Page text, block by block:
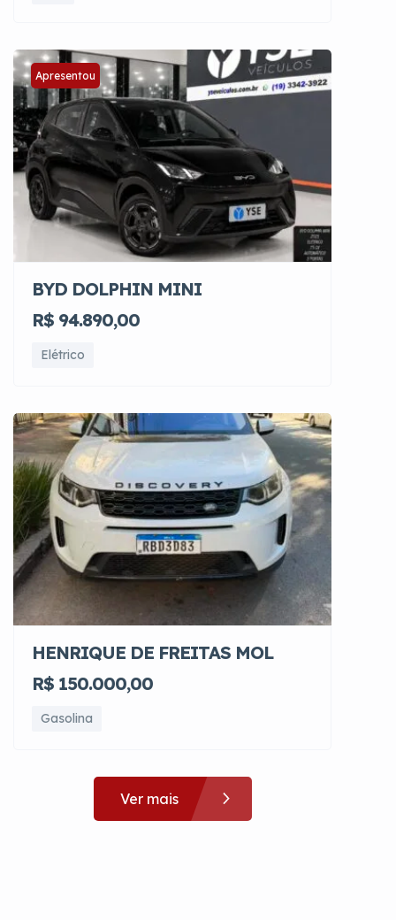
Apresentou
BYD DOLPHIN MINI
R$ 94.890,00
Elétrico
HENRIQUE DE FREITAS MOL
R$ 150.000,00
Gasolina
Ver mais